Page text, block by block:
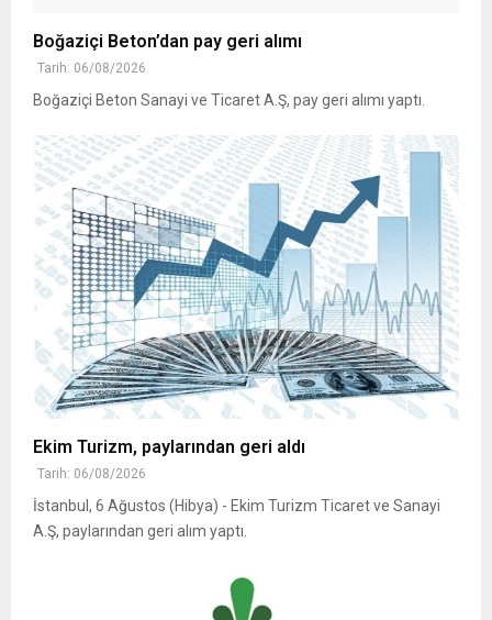
Boğaziçi Beton’dan pay geri alımı
Tarih: 06/08/2026
Boğaziçi Beton Sanayi ve Ticaret A.Ş, pay geri alımı yaptı.
Ekim Turizm, paylarından geri aldı
Tarih: 06/08/2026
İstanbul, 6 Ağustos (Hibya) - Ekim Turizm Ticaret ve Sanayi
A.Ş, paylarından geri alım yaptı.